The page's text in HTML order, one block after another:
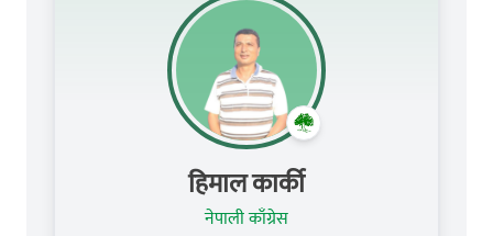
हिमाल कार्की
नेपाली काँग्रेस